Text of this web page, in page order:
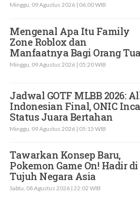
Minggu, 09 Agustus 2026 | 06:00 WIB
Mengenal Apa Itu Family
Zone Roblox dan
Manfaatnya Bagi Orang Tua
Minggu, 09 Agustus 2026 | 05:20 WIB
Jadwal GOTF MLBB 2026:
Indonesian Final, ONIC
Status Juara Bertahan
Minggu, 09 Agustus 2026 | 05:15 WIB
Tawarkan Konsep Baru,
Pokemon Game On! Hadir di
Tujuh Negara Asia
Sabtu, 08 Agustus 2026 | 22:02 WIB